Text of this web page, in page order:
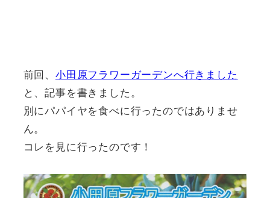
前回、 小田原フラワーガーデンへ行きました
と、記事を書きました。
別にパパイヤを食べに行ったのではありませ
ん。
コレを見に行ったのです！